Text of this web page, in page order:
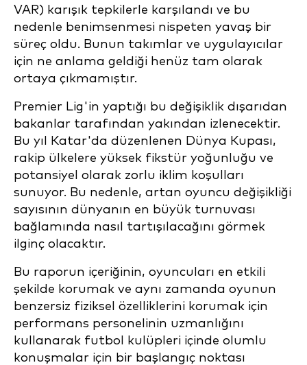
VAR) karışık tepkilerle karşılandı ve bu
nedenle benimsenmesi nispeten yavaş bir
süreç oldu. Bunun takımlar ve uygulayıcılar
için ne anlama geldiği henüz tam olarak
ortaya çıkmamıştır.
Premier Lig'in yaptığı bu değişiklik dışarıdan
bakanlar tarafından yakından izlenecektir.
Bu yıl Katar'da düzenlenen Dünya Kupası,
rakip ülkelere yüksek fikstür yoğunluğu ve
potansiyel olarak zorlu iklim koşulları
sunuyor. Bu nedenle, artan oyuncu değişikliği
sayısının dünyanın en büyük turnuvası
bağlamında nasıl tartışılacağını görmek
ilginç olacaktır.
Bu raporun içeriğinin, oyuncuları en etkili
şekilde korumak ve aynı zamanda oyunun
benzersiz fiziksel özelliklerini korumak için
performans personelinin uzmanlığını
kullanarak futbol kulüpleri içinde olumlu
konuşmalar için bir başlangıç noktası